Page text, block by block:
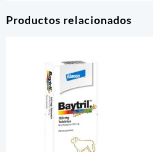
Productos relacionados